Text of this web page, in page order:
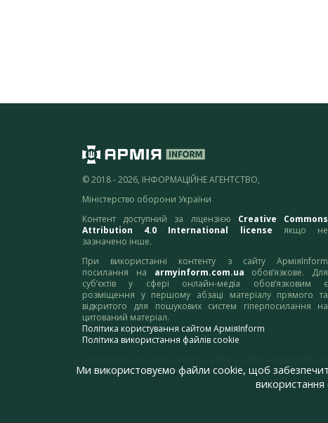
© 2018 - 2026, ІНФОРМАЦІЙНЕ АГЕНТСТВО,
Міністерство оборони України
Контент доступний за ліцензією Creative Commons
Attribution 4.0 International license якщо не
зазначено інше.
При використанні контенту з сайту АрміяInform
посилання на armyinform.com.ua обов’язкове. Для
суб’єктів у сфері онлайн-медіа обов’язковим є
розміщення у першому абзаці матеріалу прямого та
відкритого для пошукових систем гіперпосилання на
цитований матеріал.
Політика користування сайтом АрміяInform
Політика використання файлів cookie
адресу:webmaster@armyinform.com.ua
Ми використовуємо файли cookie, щоб
використання